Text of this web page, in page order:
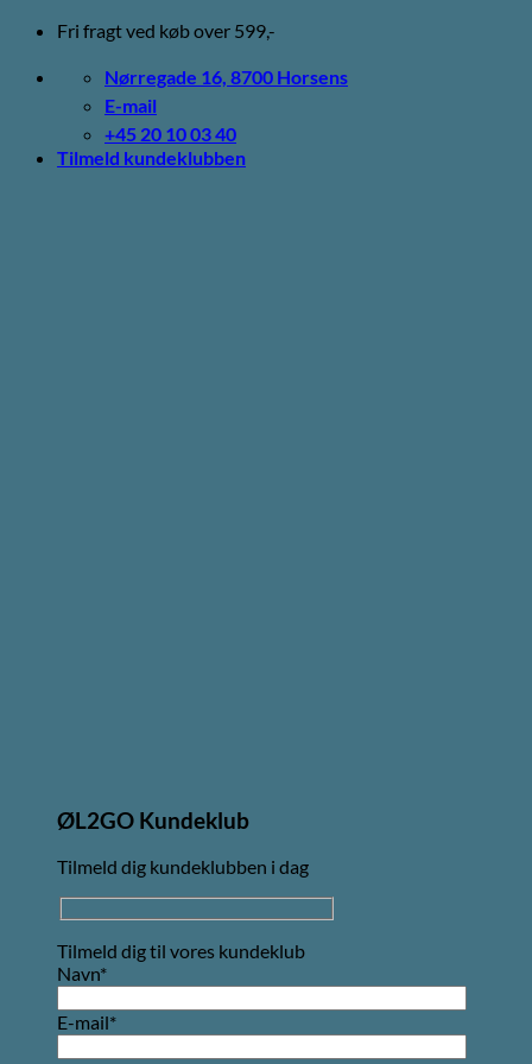
Fortsæt
indhold
Fri fragt ved køb over 599,-
Nørregade 16, 8700 Horsens
E-mail
+45 20 10 03 40
Tilmeld kundeklubben
ØL2GO Kundeklub
Tilmeld dig kundeklubben i dag
Tilmeld dig til vores kundeklub
Navn*
E-mail*